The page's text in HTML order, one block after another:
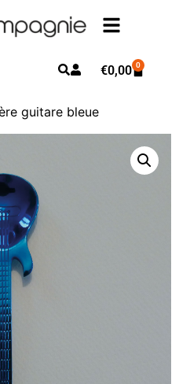
€0,00 0
guitare bleue